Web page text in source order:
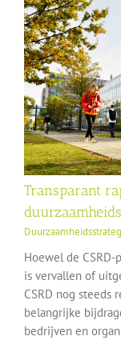
Transparant
Hoewel de
is vervallen of
CSRD nog steeds
belangrijke
bedrijven en